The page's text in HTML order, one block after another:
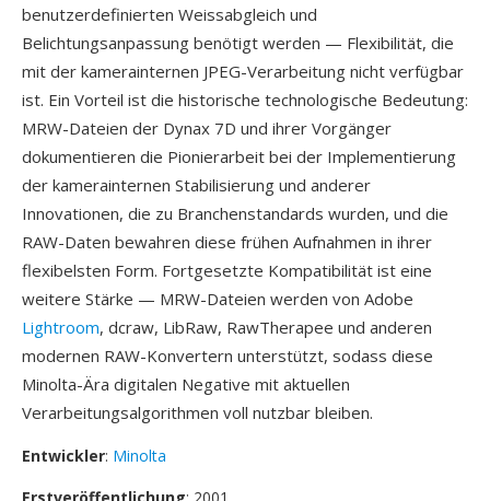
benutzerdefinierten Weissabgleich und
Belichtungsanpassung benötigt werden — Flexibilität, die
mit der kamerainternen JPEG-Verarbeitung nicht verfügbar
ist. Ein Vorteil ist die historische technologische Bedeutung:
MRW-Dateien der Dynax 7D und ihrer Vorgänger
dokumentieren die Pionierarbeit bei der Implementierung
der kamerainternen Stabilisierung und anderer
Innovationen, die zu Branchenstandards wurden, und die
RAW-Daten bewahren diese frühen Aufnahmen in ihrer
flexibelsten Form. Fortgesetzte Kompatibilität ist eine
weitere Stärke — MRW-Dateien werden von Adobe
Lightroom, dcraw, LibRaw, RawTherapee und anderen
modernen RAW-Konvertern unterstützt, sodass diese
Minolta-Ära digitalen Negative mit aktuellen
Verarbeitungsalgorithmen voll nutzbar bleiben.
Entwickler: Minolta